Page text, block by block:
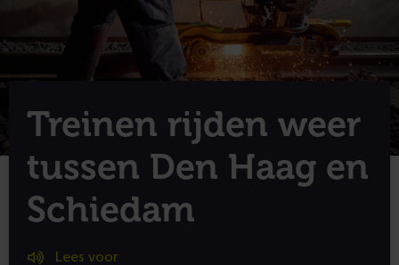
Treinen rijden weer
tussen Den Haag en
Schiedam
Lees voor